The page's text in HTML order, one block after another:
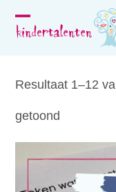
Open
menu
Close
menu
Resultaat 1–12
getoond